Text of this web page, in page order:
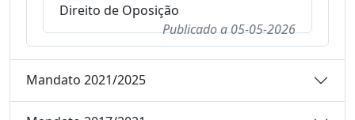
Direito de Oposição
Publicado a05-05-2026
Mandato 2021/2025